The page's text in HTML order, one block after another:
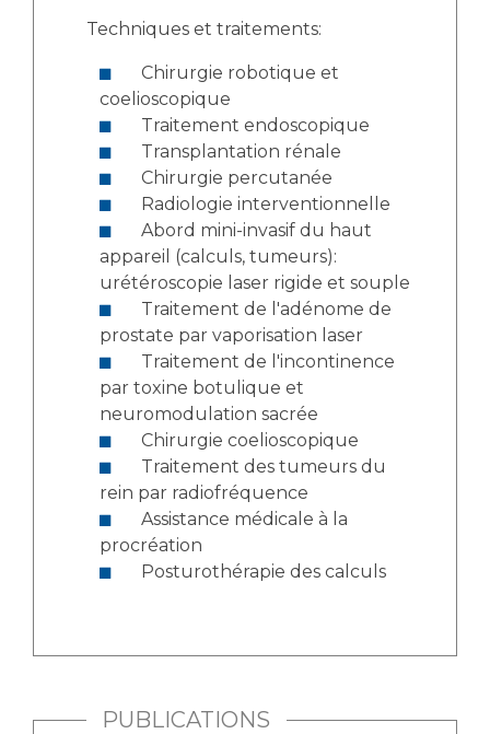
Techniques et traitements:
coelioscopique
Traitement endoscopique
Transplantation rénale
Chirurgie percutanée
Radiologie interventionnelle
appareil (calculs, tumeurs):
urétéroscopie laser rigide et souple
prostate par vaporisation laser
par toxine botulique et
neuromodulation sacrée
Chirurgie coelioscopique
rein par radiofréquence
procréation
Posturothérapie des calculs
PUBLICATIONS